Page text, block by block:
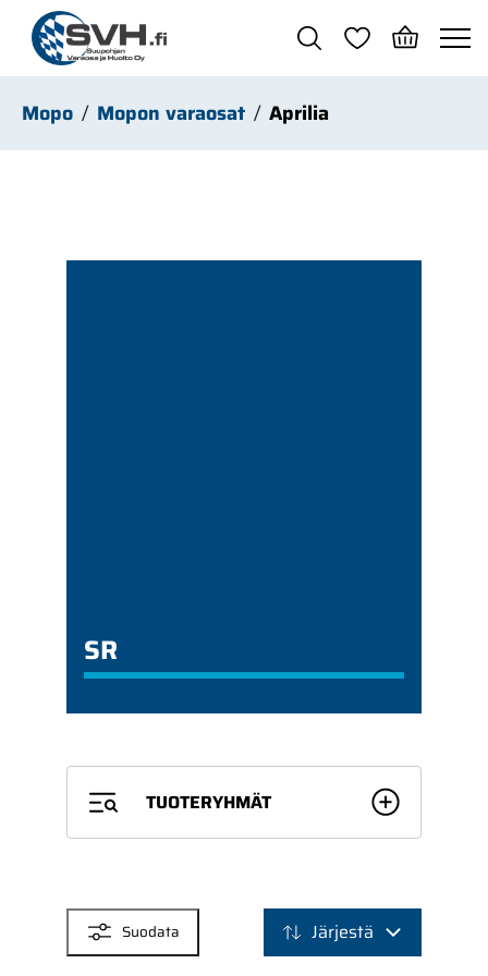
Siirry pääsisältöön
Mopo Mopon varaosat Aprilia
SR
TUOTERYHMÄT
Suodata Järjestä